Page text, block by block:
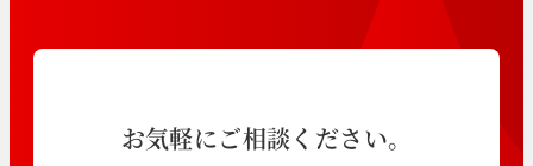
お気軽にご相談ください。